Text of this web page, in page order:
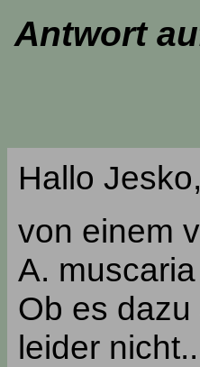
Antwort
Hallo Jesko,
von einem
A.
Ob es
leider